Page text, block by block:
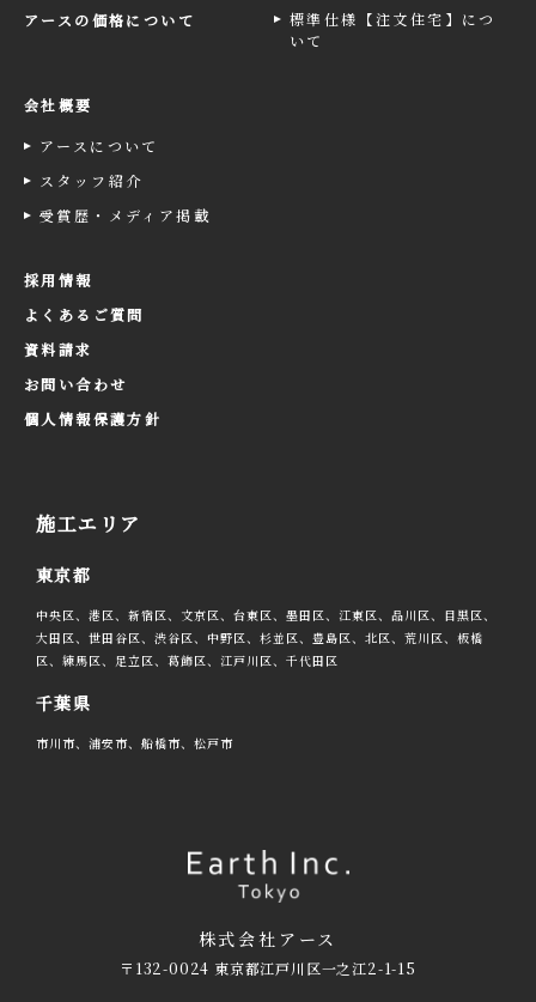
アースの価格について
標準仕様【注文住宅】につ
いて
会社概要
アースについて
スタッフ紹介
受賞歴・メディア掲載
採用情報
よくあるご質問
資料請求
お問い合わせ
個人情報保護方針
施工エリア
東京都
中央区、港区、新宿区、文京区、台東区、墨田区、江東区、品川区、目黒区、
大田区、世田谷区、渋谷区、中野区、杉並区、豊島区、北区、荒川区、板橋
区、練馬区、足立区、葛飾区、江戸川区、千代田区
千葉県
市川市、浦安市、船橋市、松戸市
株式会社アース
〒132-0024 東京都江戸川区一之江2-1-15